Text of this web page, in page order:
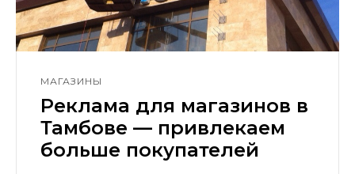
МАГАЗИНЫ
Реклама для магазинов в
Тамбове — привлекаем
больше покупателей